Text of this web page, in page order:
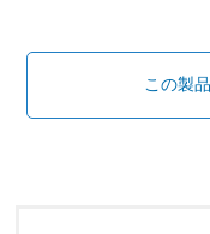
この製